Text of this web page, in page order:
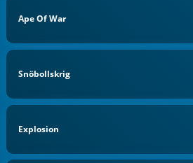
Ape Of War
Snöbollskrig
Explosion